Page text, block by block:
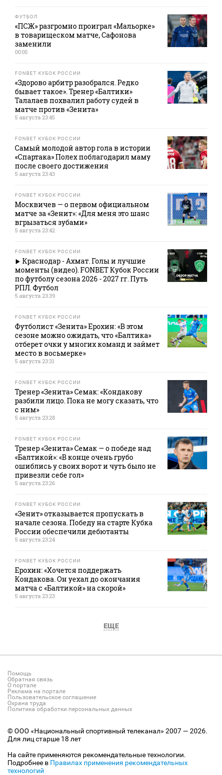
ФУТБОЛ
«ПСЖ» разгромно проиграл «Мальорке»
в товарищеском матче, Сафонова
заменили
00:05
FONBET КУБОК РОССИИ
«Здорово арбитр разобрался. Редко
бывает такое». Тренер «Балтики»
Талалаев похвалил работу судей в
матче против «Зенита»
5 августа 23:45
FONBET КУБОК РОССИИ
Самый молодой автор гола в истории
«Спартака» Полех поблагодарил маму
после своего достижения
5 августа 23:43
FONBET КУБОК РОССИИ
Москвичев — о первом официальном
матче за «Зенит»: «Для меня это шанс
вгрызаться зубами»
5 августа 23:42
FONBET КУБОК РОССИИ
Краснодар - Ахмат. Голы и лучшие
моменты (видео). FONBET Кубок России
по футболу сезона 2026 - 2027 гг. Путь
РПЛ. Футбол
5 августа 23:39
FONBET КУБОК РОССИИ
Футболист «Зенита» Ерохин: «В этом
сезоне можно ожидать, что «Балтика»
отберет очки у многих команд и займет
место в восьмерке»
5 августа 23:31
FONBET КУБОК РОССИИ
Тренер «Зенита» Семак: «Кондакову
разбили лицо. Пока не могу сказать, что
с ним»
5 августа 23:28
FONBET КУБОК РОССИИ
Тренер «Зенита» Семак — о победе над
«Балтикой»: «В конце очень грубо
ошиблись у своих ворот и чуть было не
привезли себе гол»
5 августа 23:26
FONBET КУБОК РОССИИ
«Зенит» отказывается пропускать в
начале сезона. Победу на старте Кубка
России обеспечили дебютанты
5 августа 23:24
FONBET КУБОК РОССИИ
Ерохин: «Хочется поддержать
Кондакова. Он уехал до окончания
матча с «Балтикой» на скорой»
5 августа 23:23
ЕЩЕ
Помощь
Обратная связь
О портале
Реклама на портале
Пользовательское соглашение
Охрана труда
Политика обработки персональных данных
© ООО «Национальный спортивный телеканал» 2007 — 2026.
Для лиц старше 18 лет
На сайте применяются рекомендательные технологии.
Подробнее в Правилах применения рекомендательных
технологий